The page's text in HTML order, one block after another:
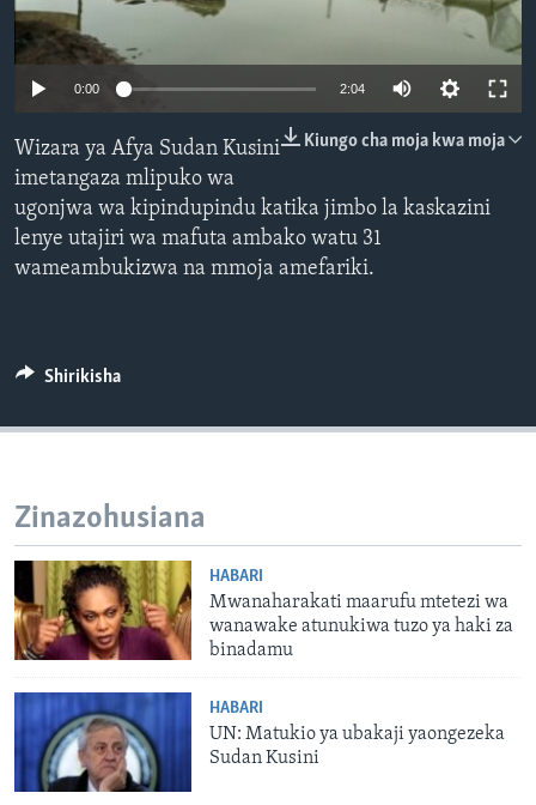
0:00 2:04
Kiungo cha moja kwa moja
Wizara ya Afya Sudan Kusini
imetangaza mlipuko wa
ugonjwa wa kipindupindu katika jimbo la kaskazini
lenye utajiri wa mafuta ambako watu 31
wameambukizwa na mmoja amefariki.
Shirikisha
Zinazohusiana
HABARI
Mwanaharakati maarufu mtetezi wa
wanawake atunukiwa tuzo ya haki za
binadamu
HABARI
UN: Matukio ya ubakaji yaongezeka
Sudan Kusini